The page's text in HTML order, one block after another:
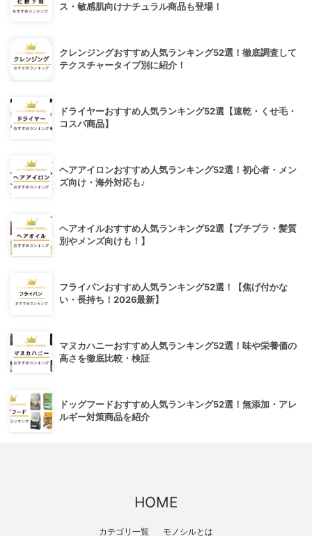
ス・敏感肌向けナチュラル商品も登場！
クレンジングおすすめ人気ランキング52選！徹底調査して
テクスチャータイプ別に紹介！
ドライヤーおすすめ人気ランキング52選【速乾・くせ毛・
コスパ商品】
ヘアアイロンおすすめ人気ランキング52選！初心者・メン
ズ向け・海外対応も♪
ヘアオイルおすすめ人気ランキング52選【プチプラ・髪質
別やメンズ向けも！】
フライパンおすすめ人気ランキング52選！【焦げ付かな
い・長持ち！2026最新】
マヌカハニーおすすめ人気ランキング52選！味や栄養価の
高さを徹底比較・検証
ドッグフードおすすめ人気ランキング52選！無添加・アレ
ルギー対策商品を紹介
HOME
カテゴリ一覧 モノシルとは